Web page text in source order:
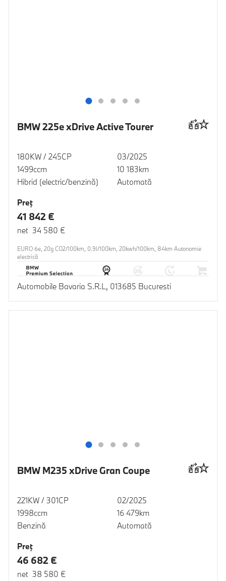
BMW 225e xDrive Active Tourer
180KW / 245CP
1499ccm
Hibrid (electric/benzină)
03/2025
10 183km
Automată
Preţ
41 842 €
net 34 580 €
EURO 6e, 20g CO2/100km, 0.9l/100km, 20kwh/100km, 84km Autonomie
electrică
Automobile Bavaria S.R.L, 013685 Bucuresti
BMW M235 xDrive Gran Coupe
221KW / 301CP
1998ccm
Benzină
02/2025
16 479km
Automată
Preţ
46 682 €
net 38 580 €